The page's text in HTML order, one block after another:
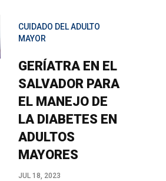
CUIDADO DEL ADULTO
MAYOR
GERÍATRA EN EL
SALVADOR PARA
EL MANEJO DE
LA DIABETES EN
ADULTOS
MAYORES
JUL 18, 2023